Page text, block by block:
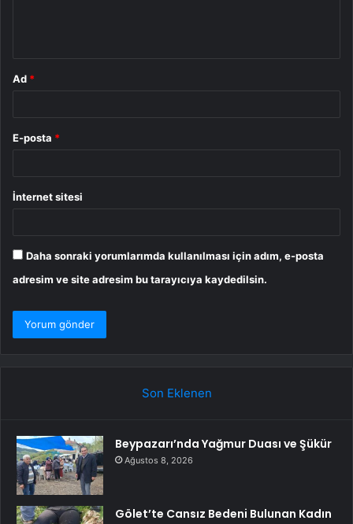
Ad *
E-posta *
İnternet sitesi
Daha sonraki yorumlarımda kullanılması için adım, e-posta
adresim ve site adresim bu tarayıcıya kaydedilsin.
Son Eklenen
Beypazarı’nda Yağmur Duası ve Şükür
Ağustos 8, 2026
Gölet’te Cansız Bedeni Bulunan Kadın